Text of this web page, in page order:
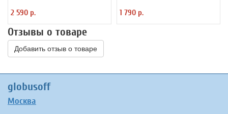
2 590 р. 1 790 р.
Отзывы о товаре
Добавить отзыв о товаре
globusoff
Москва